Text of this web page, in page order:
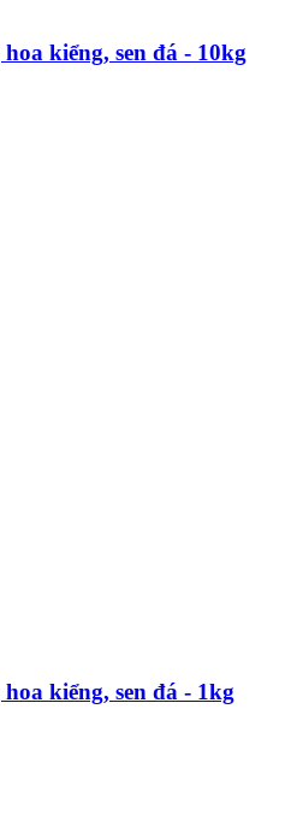
kiểng, sen đá - 10kg
kiểng, sen đá - 1kg